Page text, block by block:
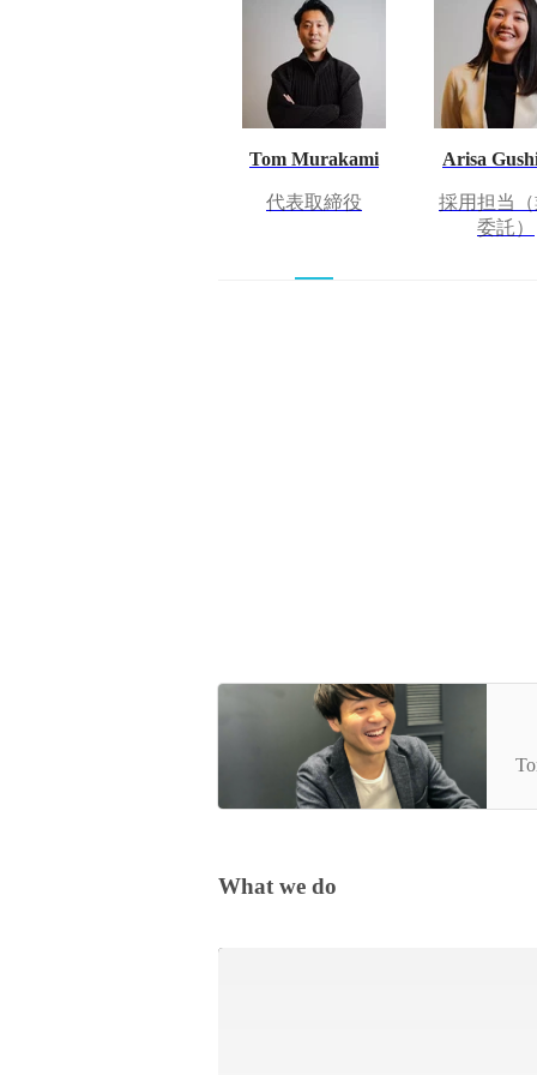
Tom Murakami
代表取締役
Arisa
採用担当
委託）
What we do